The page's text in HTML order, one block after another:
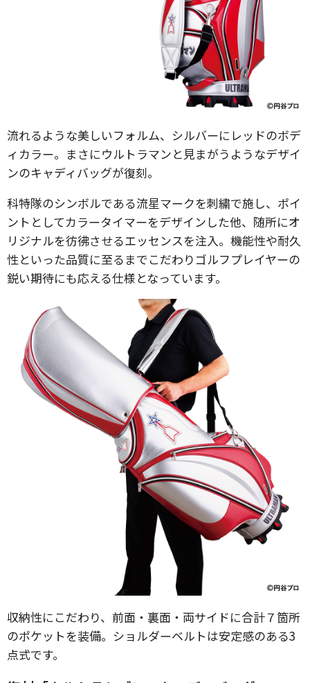
流れるような美しいフォルム、シルバーにレッドのボデ
ィカラー。まさにウルトラマンと見まがうようなデザイ
ンのキャディバッグが復刻。
科特隊のシンボルである流星マークを刺繍で施し、ポイ
ントとしてカラータイマーをデザインした他、随所にオ
リジナルを彷彿させるエッセンスを注入。機能性や耐久
性といった品質に至るまでこだわりゴルフプレイヤーの
鋭い期待にも応える仕様となっています。
収納性にこだわり、前面・裏面・両サイドに合計７箇所
のポケットを装備。ショルダーベルトは安定感のある3
点式です。